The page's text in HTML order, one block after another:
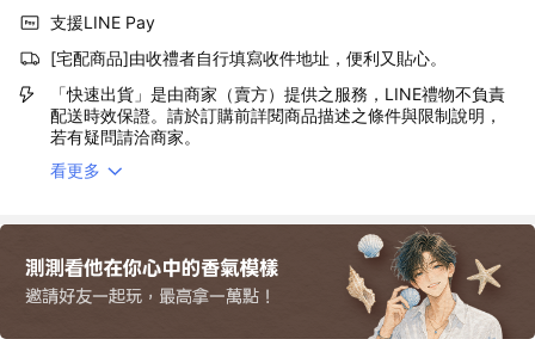
支援LINE Pay
[宅配商品]由收禮者自行填寫收件地址，便利又貼心。
「快速出貨」是由商家（賣方）提供之服務，LINE禮物不負責
配送時效保證。請於訂購前詳閱商品描述之條件與限制說明，
若有疑問請洽商家。
看更多